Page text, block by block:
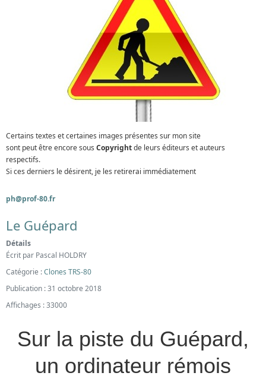
Certains textes et certaines images présentes sur mon site
sont peut être encore sous Copyrightde leurs éditeurs et auteurs
respectifs.
Si ces derniers le désirent, je les retirerai immédiatement
ph@prof-80.fr
Le Guépard
Détails
Écrit par Pascal HOLDRY
Catégorie :Clones TRS-80
Publication : 31 octobre 2018
Affichages : 33000
Sur la piste du Guépard,
un ordinateur rémois